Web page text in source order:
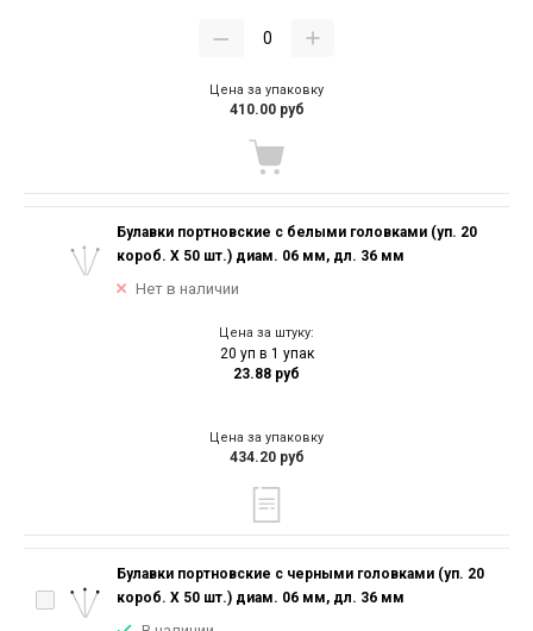
Цена за упаковку
410.00 руб
Булавки портновские с белыми головками (уп. 20
короб. Х 50 шт.) диам. 06 мм, дл. 36 мм
Нет в наличии
Цена за штуку:
20 уп в 1 упак
23.88 руб
Цена за упаковку
434.20 руб
Булавки портновские с черными головками (уп. 20
короб. Х 50 шт.) диам. 06 мм, дл. 36 мм